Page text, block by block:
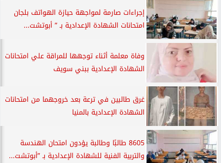
إجراءات صارمة لمواجهة حيازة الهواتف بلجان
امتحانات الشهادة الإعدادية بـ ” أبوتشت...
وفاة معلمة أثناء توجهها للمراقة علي امتحانات
الشهادة الإعدادية ببني سويف
غرق طالبين في ترعة بعد خروجهما من امتحانات
الشهادة الإعدادية بالمنيا
8605 طالبًا وطالبة يؤدون امتحان الهندسة
والتربية الفنية للشهادة الإعدادية بـ ”أبوتشت...